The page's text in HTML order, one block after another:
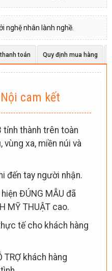
nghệ nhân lành nghề.
toán Quy định mua hàng
cam kết
tỉnh thành trên toàn
xa, miền núi và
đến tay người nhận.
ĐÚNG MẪU đã
MỸ THUẬT cao.
tế cho khách hàng
TRỢ khách hàng